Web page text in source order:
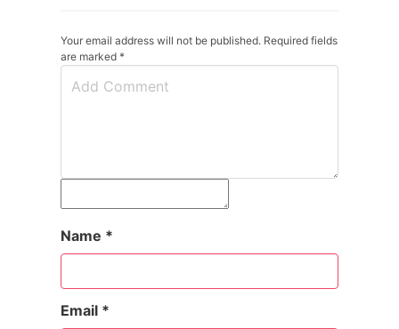
Your email address will not be published. Required fields
are marked *
Name *
Email *